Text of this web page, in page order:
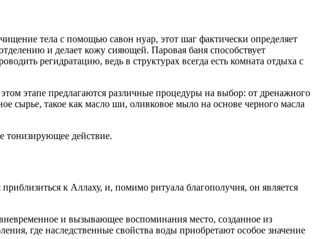
тела с помощью савон нуар, этот шаг фактически определяет
и делает кожу сияющей. Паровая баня способствует
регидратацию, ведь в структурах всегда есть комната отдыха с
этапе предлагаются различные процедуры на выбор: от дренажного
сырье, такое как масло ши, оливковое мыло на основе черного масла
тонизирующее действие.
к Аллаху, и, помимо ритуала благополучия, он является
и вызывающее воспоминания место, созданное из
где наследственные свойства воды приобретают особое значение